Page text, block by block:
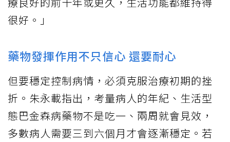
很好。」
藥物發揮作用不只信心 還要耐心
但要穩定控制病情，必須克服治療初期的挫
折。朱永載指出，考量病人的年紀、生活型
態巴金森病藥物不是吃一、兩周就會見效，
多數病人需要三到六個月才會逐漸穩定。若